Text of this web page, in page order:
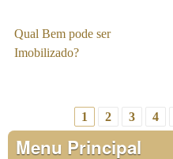
Qual Bem pode ser
Imobilizado?
Páginas
1 2 3 4
Menu Principal